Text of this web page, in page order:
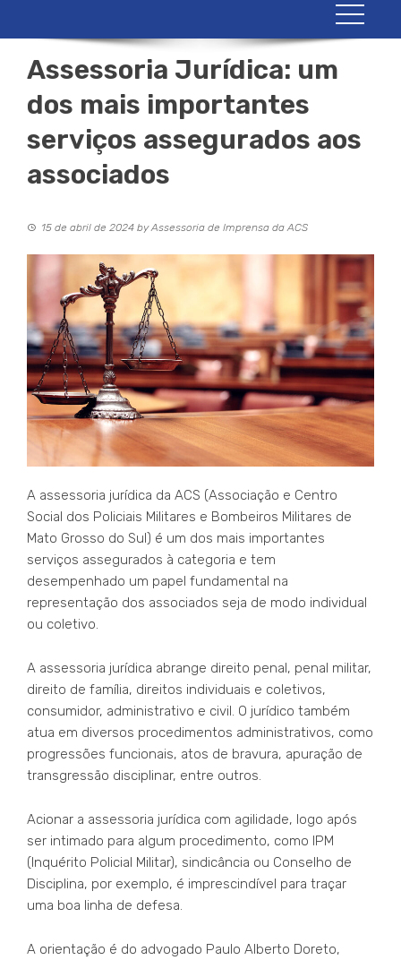
Assessoria Jurídica: um
dos mais importantes
serviços assegurados aos
associados
15 de abril de 2024 byAssessoria de Imprensa da ACS
A assessoria jurídica da ACS (Associação e Centro
Social dos Policiais Militares e Bombeiros Militares de
Mato Grosso do Sul) é um dos mais importantes
serviços assegurados à categoria e tem
desempenhado um papel fundamental na
representação dos associados seja de modo individual
ou coletivo.
A assessoria jurídica abrange direito penal, penal militar,
direito de família, direitos individuais e coletivos,
consumidor, administrativo e civil. O jurídico também
atua em diversos procedimentos administrativos, como
progressões funcionais, atos de bravura, apuração de
transgressão disciplinar, entre outros.
Acionar a assessoria jurídica com agilidade, logo após
ser intimado para algum procedimento, como IPM
(Inquérito Policial Militar), sindicância ou Conselho de
Disciplina, por exemplo, é imprescindível para traçar
uma boa linha de defesa.
A orientação é do advogado Paulo Alberto Doreto,